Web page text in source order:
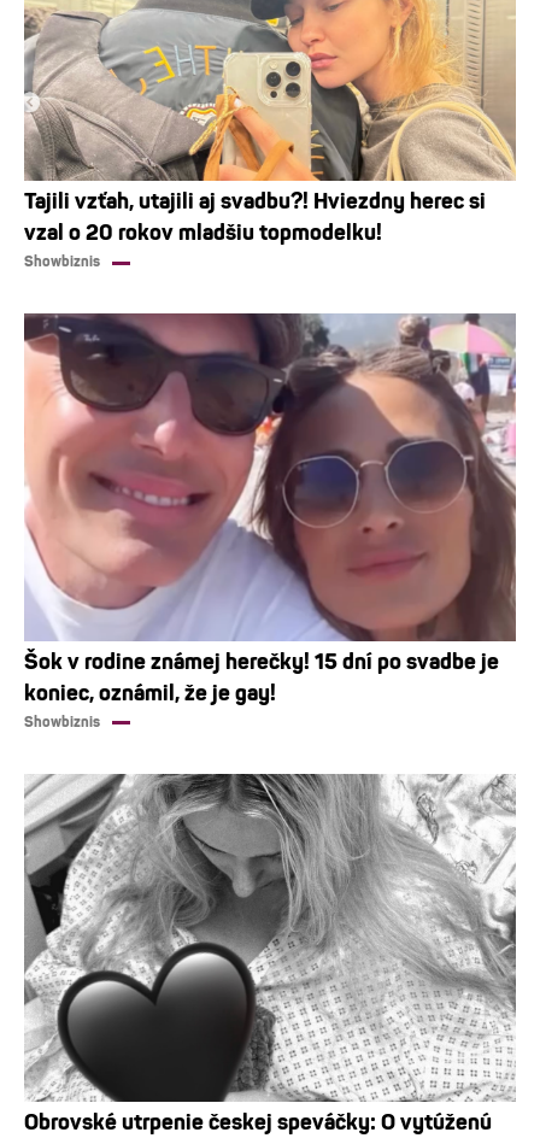
Tajili vzťah, utajili aj svadbu?! Hviezdny herec si
vzal o 20 rokov mladšiu topmodelku!
Showbiznis
Šok v rodine známej herečky! 15 dní po svadbe je
koniec, oznámil, že je gay!
Showbiznis
Obrovské utrpenie českej speváčky: O vytúženú